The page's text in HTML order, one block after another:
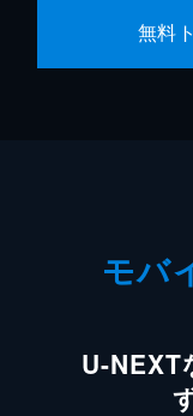
無料
モバ
U-NEXT